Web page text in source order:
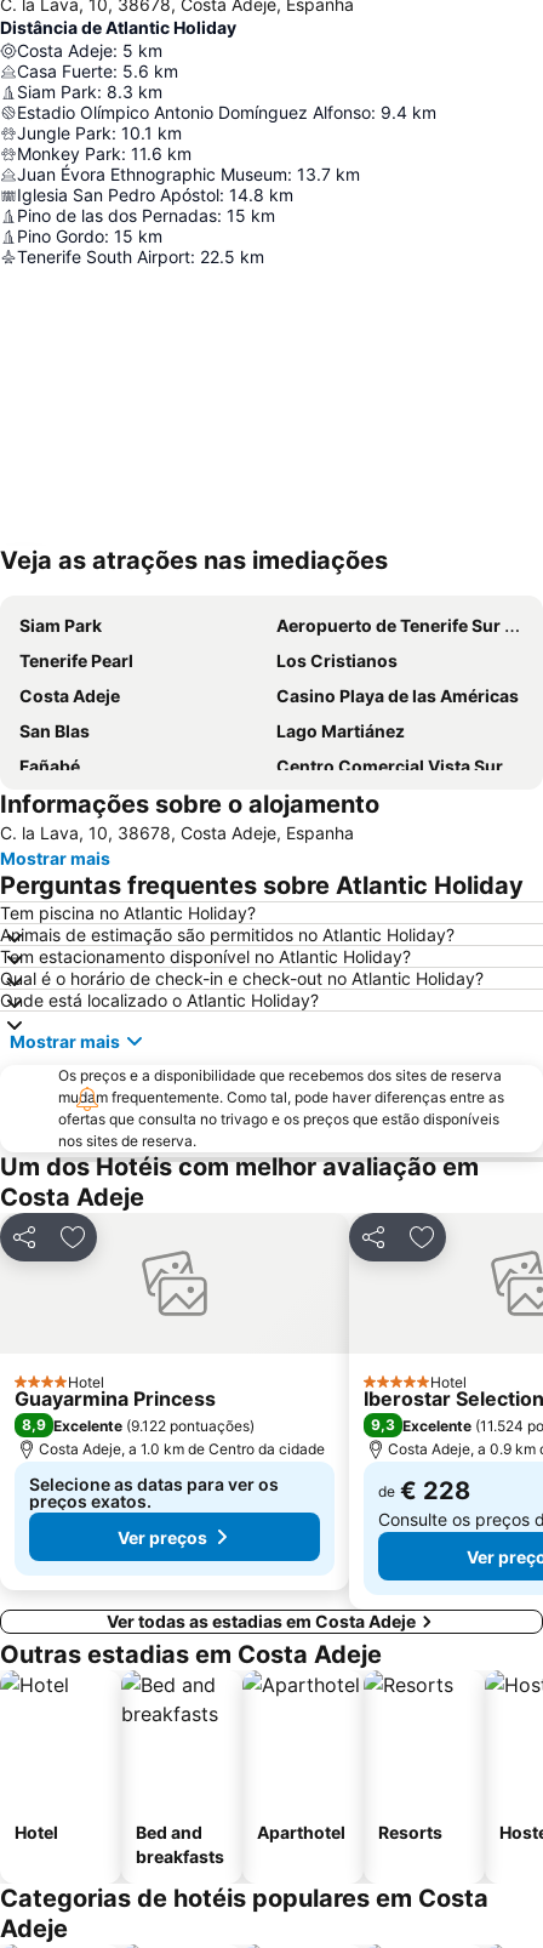
C. la Lava, 10, 38678, Costa Adeje, Espanha
Distância de Atlantic Holiday
Costa Adeje: 5 km
Casa Fuerte: 5.6 km
Siam Park: 8.3 km
Estadio Olímpico Antonio Domínguez Alfonso: 9.4 km
Jungle Park: 10.1 km
Monkey Park: 11.6 km
Juan Évora Ethnographic Museum: 13.7 km
Iglesia San Pedro Apóstol: 14.8 km
Pino de las dos Pernadas: 15 km
Pino Gordo: 15 km
Tenerife South Airport: 22.5 km
Ampliar mapa
Veja as atrações nas imediações
Siam Park
Aeropuerto de Tenerife Sur Reina Sofía
Tenerife Pearl
Los Cristianos
Costa Adeje
Casino Playa de las Américas
San Blas
Lago Martiánez
Fañabé
Centro Comercial Vista Sur
Las Vistas
Golf Las Americas
Punta Brava
Playa Costa del Silencio
Playa Paraíso
Playa de Torviscas
Golf Costa Adeje
Costa Adeje-El
Luz del Mar
Parque Papagaio
Jardín Acuático - Risco Bello
Centro
Plaza de Europa
Ermita de San Telmo
Las Caletillas
Aqualand
Troya I y II
Centro Comercial Safari
Puerto de los Cristianos
Playa de la Arena
Amarilla Golf
Las Arenas
Santísimo-Las Águilas
San Telmo
Las Pirámides de Martiánez
Informações sobre o alojamento
C. la Lava, 10, 38678, Costa Adeje, Espanha
Mostrar mais
Perguntas frequentes sobre Atlantic Holiday
Tem piscina no Atlantic Holiday?
Animais de estimação são permitidos no Atlantic Holiday?
Tem estacionamento disponível no Atlantic Holiday?
Qual é o horário de check-in e check-out no Atlantic Holiday?
Onde está localizado o Atlantic Holiday?
Mostrar mais
Os preços e a disponibilidade que recebemos dos sites de reserva
mudam frequentemente. Como tal, pode haver diferenças entre as
ofertas que consulta no trivago e os preços que estão disponíveis
nos sites de reserva.
Um dos Hotéis com melhor avaliação em
Costa Adeje
PartilharAdicionar aos favoritos
4 Estrelas
Hotel
Guayarmina Princess
8,9 Excelente (9.122 pontuações)
Costa Adeje, a 1.0 km de Centro da cidade
Selecione as datas para ver os
preços exatos.
Ver preços
PartilharAdicionar
5 EstrelasHotel
Iberostar
9,3 Excelente (11.524
Costa Adeje, a 0.9 km
de € 228
Consulte os preços
Ver
Ver todas as estadias em Costa Adeje
Outras estadias em Costa Adeje
Hotel
Bed and
breakfasts
Aparthotel Resorts
Categorias de hotéis populares em Costa
Adeje